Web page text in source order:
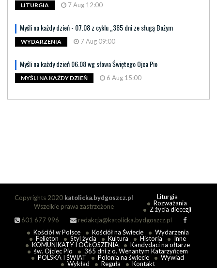
LITURGIA 7 Aug 12:00
Myśli na każdy dzień - 07.08 z cyklu „365 dni ze sługą Bożym
WYDARZENIA 7 Aug 09:00
Myśli na każdy dzień 06.08 wg słowa Świętego Ojca Pio
MYŚLI NA KAŻDY DZIEŃ 6 Aug 15:00
Copyrights 2020 katolicka.bydgoszcz.pl
Wszelkie prawa zastrzeżone
601 677 996
redakcja@katolicka.bydgoszcz.pl
Liturgia
Rozważania
Z życia diecezji
Kościół w Polsce Kościół na Świecie
Wydarzenia
Felieton
Styl życia Kultura Historia
Inne
KOMUNIKATY I OGŁOSZENIA
Kandydaci na ołtarze
św. Ojciec Pio
365 dni z o. Wenantym Katarzyńcem
POLSKA I ŚWIAT
Polonia na świecie
Wywiad
Wykład
Reguła Kontakt